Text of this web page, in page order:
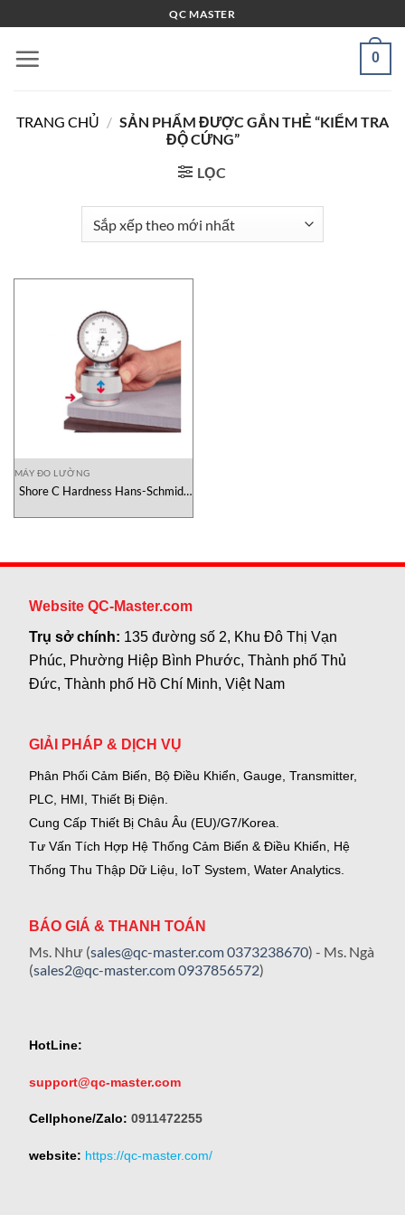
qua
nội
QC MASTER
0
TRANG CHỦ / SẢN PHẨM ĐƯỢC GẮN THẺ “KIỂM TRA
ĐỘ CỨNG”
LỌC
MÁY ĐO LƯỜNG
Shore C Hardness Hans-Schmidt
Website QC-Master.com
Trụ sở chính: 135 đường số 2, Khu Đô Thị Vạn
Phúc, Phường Hiệp Bình Phước, Thành phố Thủ
Đức, Thành phố Hồ Chí Minh, Việt Nam
GIẢI PHÁP & DỊCH VỤ
Phân Phối Cảm Biến, Bộ Điều Khiển, Gauge, Transmitter,
PLC, HMI, Thiết Bị Điện.
Cung Cấp Thiết Bị Châu Âu (EU)/G7/Korea.
Tư Vấn Tích Hợp Hệ Thống Cảm Biến & Điều Khiển, Hệ
Thống Thu Thập Dữ Liệu, IoT System, Water Analytics.
BÁO GIÁ & THANH TOÁN
Ms. Như (sales@qc-master.com0373238670) - Ms. Ngà
(sales2@qc-master.com0937856572)
HotLine:
support@qc-master.com
Cellphone/Zalo: 0911472255
website: https://qc-master.com/